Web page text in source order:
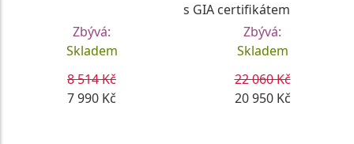
Zbývá:
Skladem
8 514 Kč
7 990 Kč
s GIA certifikátem
Zbývá:
Skladem
22 060 Kč
20 950 Kč